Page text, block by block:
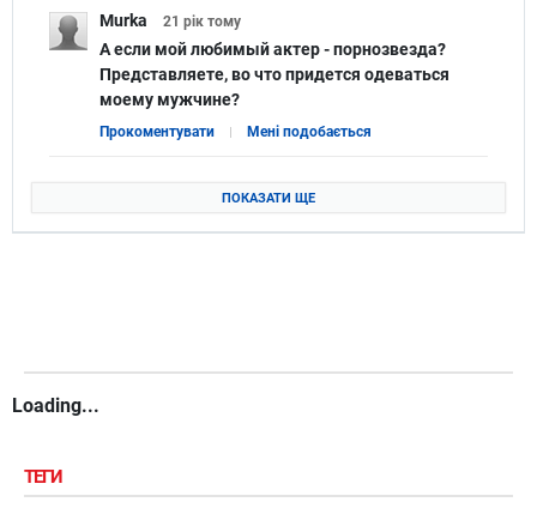
Murka 21 рік тому
А если мой любимый актер - порнозвезда?
Представляете, во что придется одеваться
моему мужчине?
Прокоментувати Мені подобається
ПОКАЗАТИ ЩЕ
Loading...
ТЕГИ